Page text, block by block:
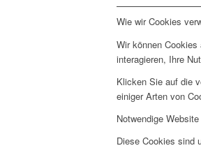
Wie wir Cookies
Wir können
interagieren, Ihre
Klicken Sie auf die
einiger Arten von
Notwendige
Diese Cookies sind